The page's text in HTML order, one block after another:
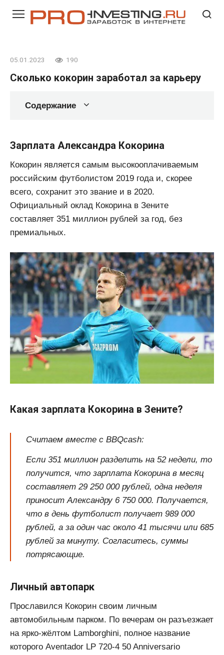
05.01.2023 190
Сколько кокорин заработал за карьеру
Содержание
Зарплата Александра Кокорина
Кокорин является самым высокооплачиваемым
российским футболистом 2019 года и, скорее
всего, сохранит это звание и в 2020.
Официальный оклад Кокорина в Зените
составляет 351 миллион рублей за год, без
премиальных.
Какая зарплата Кокорина в Зените?
Считаем вместе с BBQcash:
Если 351 миллион разделить на 52 недели, то
получится, что зарплата Кокорина в месяц
составляет 29 250 000 рублей, одна неделя
приносит Александру 6 750 000. Получается,
что в день футболист получает 989 000
рублей, а за один час около 41 тысячи или 685
рублей за минуту. Согласитесь, суммы
потрясающие.
Личный автопарк
Прославился Кокорин своим личным
автомобильным парком. По вечерам он разъезжает
на ярко-жёлтом Lamborghini, полное название
которого Aventador LP 720-4 50 Anniversario